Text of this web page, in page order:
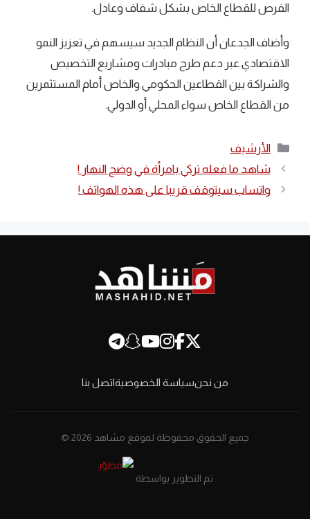
الفرص للقطاع الخاص بشكل شفاف وعادل.
وأضاف الجدعان أن النظام الجديد سيسهم في تعزيز النمو
الاقتصادي عبر دعم طرح مبادرات ومشاريع التخصيص
والشراكة بين القطاعين الحكومي والخاص أمام المستثمرين
من القطاع الخاص سواء المحلي أو الدولي.
التصنيفات
الأرشيف
شاهد ما فعله تركي بامرأة في وضح النهار !
واتساب سيتوقف قريبا على هذه الهواتف !
من نحنسياسة الخصوصيةاتصل بنا
جميع الحقوق محفوظة لموقع مشاهد 2026 ©
تم التطوير بواسطة